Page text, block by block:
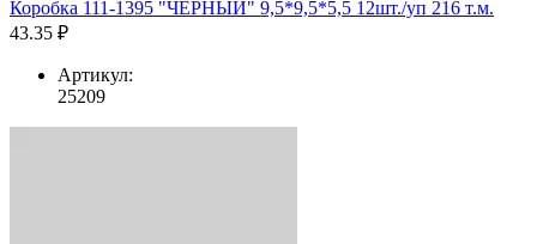
Коробка 111-1395 "ЧЁРНЫЙ" 9,5*9,5*5,5 12шт./уп 216 т.м.
43.35 ₽
Артикул:
25209